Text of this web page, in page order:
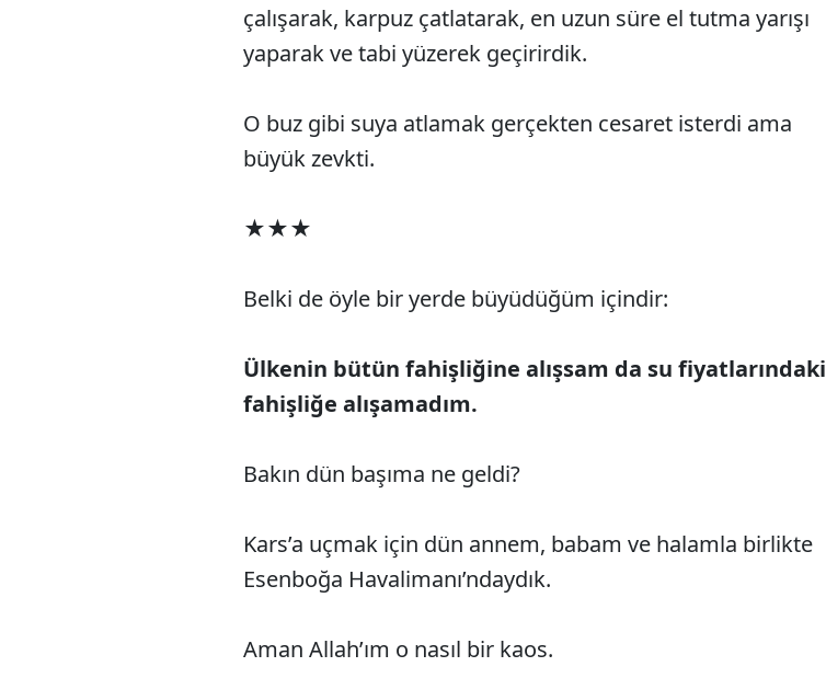
çalışarak, karpuz çatlatarak, en uzun süre el tutma yarışı
yaparak ve tabi yüzerek geçirirdik.
O buz gibi suya atlamak gerçekten cesaret isterdi ama
büyük zevkti.
★★★
Belki de öyle bir yerde büyüdüğüm içindir:
Ülkenin bütün fahişliğine alışsam da su fiyatlarındaki
fahişliğe alışamadım.
Bakın dün başıma ne geldi?
Kars’a uçmak için dün annem, babam ve halamla birlikte
Esenboğa Havalimanı’ndaydık.
Aman Allah’ım o nasıl bir kaos.